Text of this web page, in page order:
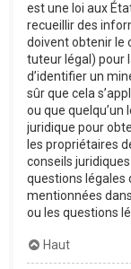
est une loi aux
recueillir des
doivent obtenir le
tuteur légal) pour
d’identifier un
sûr que cela
ou que
juridique pour
les propriétaires
conseils
questions légales
mentionnées
ou les questions
Haut